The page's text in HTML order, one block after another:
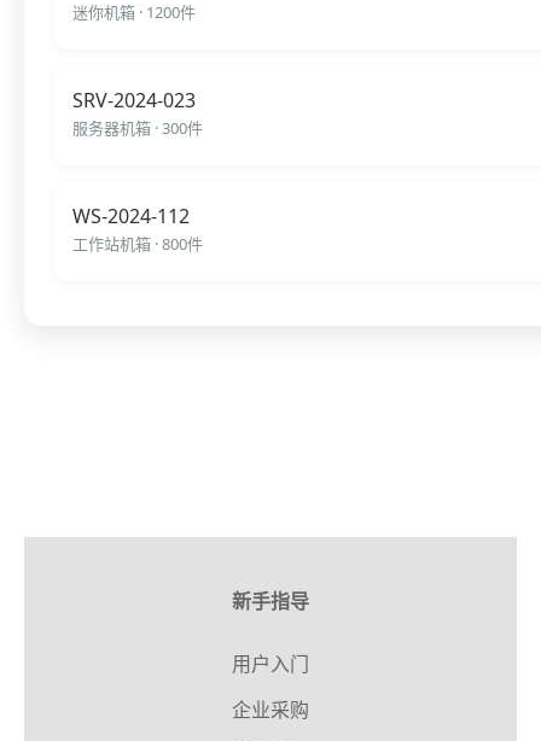
迷你机箱 · 1200件
SRV-2024-023
服务器机箱 · 300件
WS-2024-112
工作站机箱 · 800件
新手指导
用户入门
企业采购